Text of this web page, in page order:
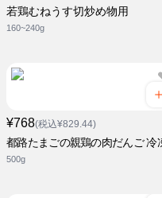
若鶏むねうす切炒め物用
160~240g
¥768(税込¥829.44)
都路たまごの親鶏の肉だんご 冷
500g